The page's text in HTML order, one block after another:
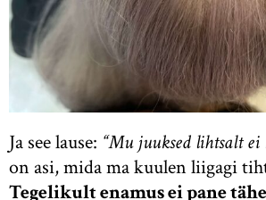
Ja see lause: “Mu juuksed lihtsalt ei
on asi, mida ma kuulen liigagi
Tegelikult enamus ei pane